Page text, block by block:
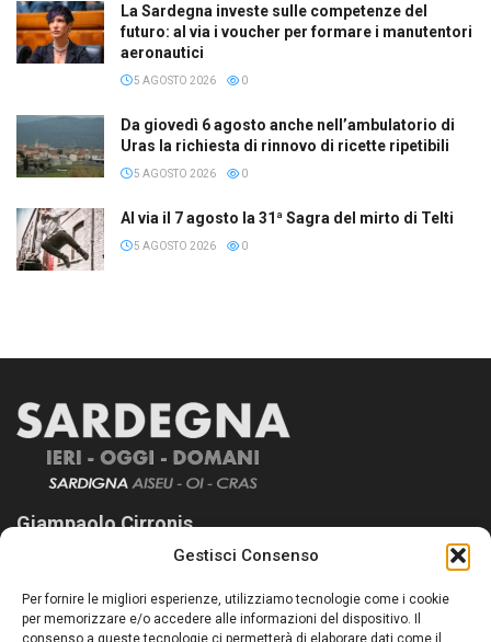
Gestisci Consenso
Per fornire le migliori esperienze, utilizziamo tecnologie come i cookie
per memorizzare e/o accedere alle informazioni del dispositivo. Il
consenso a queste tecnologie ci permetterà di elaborare dati come il
La Sardegna investe sulle competenze del
futuro: al via i voucher per formare i manutentori
aeronautici
5 AGOSTO 2026 0
Da giovedì 6 agosto anche nell’ambulatorio di
Uras la richiesta di rinnovo di ricette ripetibili
5 AGOSTO 2026 0
Al via il 7 agosto la 31ª Sagra del mirto di Telti
5 AGOSTO 2026 0
Giampaolo Cirronis
Sardegna Ieri-Oggi-Domani nasce per informare “liberamente” i
lettori su quanto accade in Sardegna, con un occhio rivolto al
nostro passato e, soprattutto, al nostro futuro